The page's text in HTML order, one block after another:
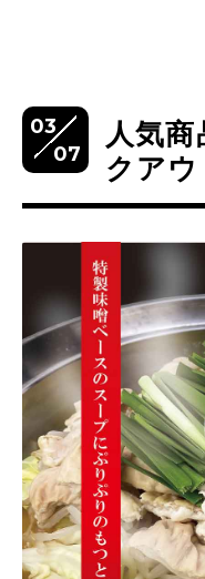
03
07
人気
クアウ